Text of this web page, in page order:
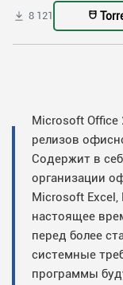
8 121
Microsoft
релизов
Содержит в
организации
Microsoft
настоящее
перед более
системные
программы